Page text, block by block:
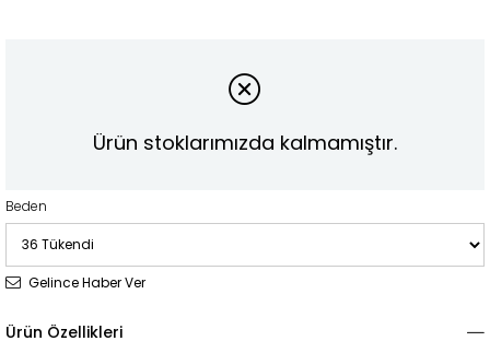
Ürün stoklarımızda kalmamıştır.
Beden
Gelince Haber Ver
Ürün Özellikleri